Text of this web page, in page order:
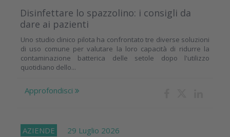
Disinfettare lo spazzolino: i consigli da
dare ai pazienti
Uno studio clinico pilota ha confrontato tre diverse soluzioni
di uso comune per valutare la loro capacità di ridurre la
contaminazione batterica delle setole dopo l'utilizzo
quotidiano dello...
Approfondisci
AZIENDE 29 Luglio 2026